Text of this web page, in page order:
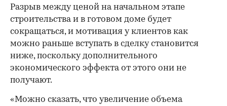
Разрыв между ценой на начальном этапе
строительства и в готовом доме будет
сокращаться, и мотивация у клиентов как
можно раньше вступать в сделку становится
ниже, поскольку дополнительного
экономического эффекта от этого они не
получают.
«Можно сказать, что увеличение объема